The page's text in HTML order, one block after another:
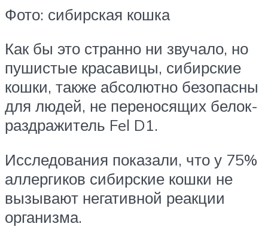
Фото: сибирская кошка
Как бы это странно ни звучало, но
пушистые красавицы, сибирские
кошки, также абсолютно безопасны
для людей, не переносящих белок-
раздражитель Fel D1.
Исследования показали, что у 75%
аллергиков сибирские кошки не
вызывают негативной реакции
организма.